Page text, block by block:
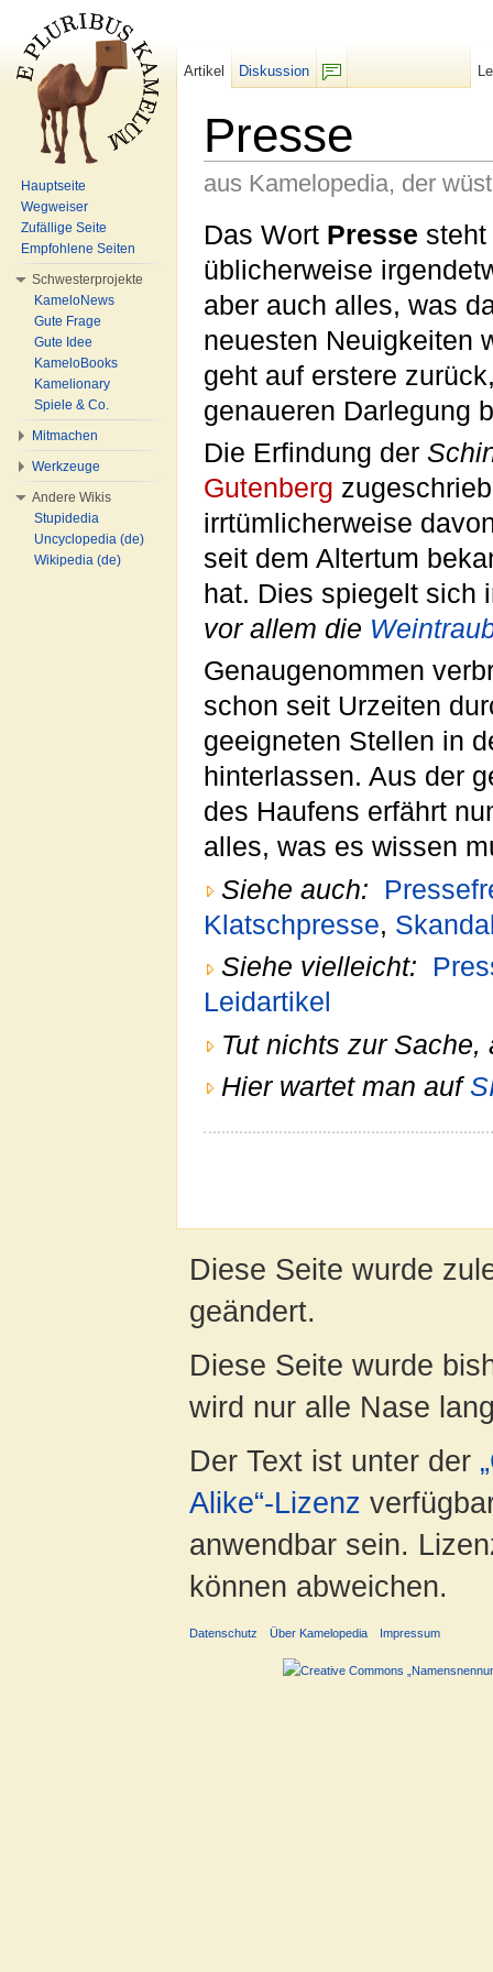
Presse
aus Kamelopedia, der
Das Wort Presse
üblicherweise
aber auch alles, was
neuesten Neuigkeiten
geht auf erstere
genaueren Darlegung
Die Erfindung der
Gutenberg
irrtümlicherweise
seit dem Altertum
hat. Dies spiegelt sich
vor allem die
Genaugenommen
schon seit Urzeiten
geeigneten Stellen in
hinterlassen. Aus der
des Haufens erfährt
alles, was es wissen
Siehe auch:
Klatschpresse,
Siehe vielleicht:
Leidartikel
Tut nichts zur
Hier wartet man auf
Artikel
Diskussion
Hauptseite
Wegweiser
Zufällige Seite
Empfohlene Seiten
Schwesterprojekte
KameloNews
Gute Frage
Gute Idee
KameloBooks
Kamelionary
Spiele & Co.
Mitmachen
Werkzeuge
Andere Wikis
Stupidedia
Uncyclopedia (de)
Wikipedia (de)
Diese Seite wurde
geändert.
Diese Seite wurde
wird nur alle Nase
Der Text ist unter der
Alike“-Lizenz
anwendbar sein.
können abweichen.
Datenschutz Über Kamelopedia Impressum